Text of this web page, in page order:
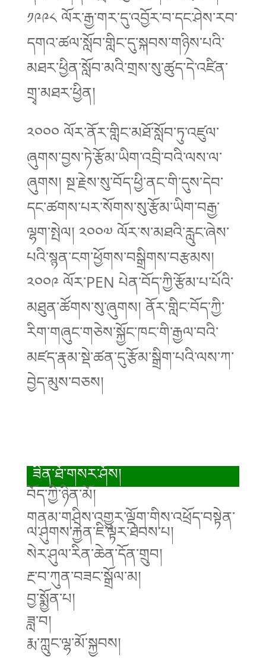
༡༩༩༨ ལོར་རྒྱ་གར་དུ་འབྱོར་བ་དང་ཤེས་རབ་
དགའ་ཚལ་སློབ་གླིང་དུ་སྐབས་གཉིས་པའི་
མཐར་ཕྱིན་སློབ་མའི་གྲས་སུ་ཚུད་དེ་འཛིན་
གྲྭ་མཐར་ཕྱིན།
༢༠༠༠ ལོར་ནོར་གླིང་མཐོ་སློབ་ཏུ་འཛུལ་
ཞུགས་བྱས་ཏེ་རྩོམ་ཡིག་འབྲི་བའི་ལས་ལ་
ཞུགས། སྔ་རྗེས་སུ་བོད་ཕྱི་ནང་གི་དུས་དེབ་
དང་ཚགས་པར་སོགས་སུ་རྩོམ་ཡིག་བརྒྱ་
ལྷག་སྤེལ། ༢༠༠༧ ལོར་ས་མཐའི་རླུང་ཞེས་
པའི་སྙན་ངག་ཕྱོགས་བསྒྲིགས་བརྩམས།
༢༠༠༩ ལོར་PEN པེན་བོད་ཀྱི་རྩོམ་པ་པོའི་
མཐུན་ཚོགས་སུ་ཞུགས། ནོར་གླིང་བོད་ཀྱི་
རིག་གཞུང་གཅེས་སྐྱོང་ཁང་གི་རྒྱལ་བའི་
མཛད་རྣམ་སྡེ་ཚན་དུ་རྩོམ་སྒྲིག་པའི་ལས་ཀ་
བྱེད་མུས་བཅས།
ཟིན་ཐོ་གསར་ཤོས།
བོད་ཀྱི་ཉིན་མོ།
གནམ་གཤིས་འགྱུར་ལྡོག་གིས་འཕྲོད་བསྟེན་
ལ་ཤུགས་རྐྱེན་ཇི་ལྟར་ཐེབས་པ།
སེར་ཤུལ་རིན་ཆེན་དོན་གྲུབ།
རྔ་བ་ཀུན་བཟང་སྒྲོལ་མ།
བྱ་སྨྱོན་པ།
ཟླ་བ།
རྨ་ཀླུང་ལྷ་མོ་སྐྱབས།